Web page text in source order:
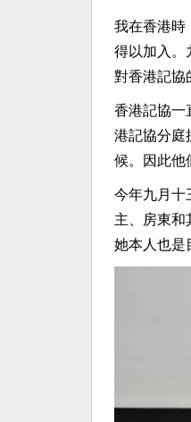
我在香港時
得以加入。
對香港記協
香港記協一
港記協分庭
候。因此他
今年九月十
主、房東和
她本人也是